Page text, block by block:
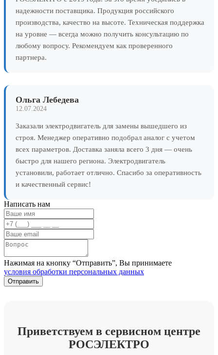
надежности поставщика. Продукция российского
производства, качество на высоте. Техническая поддержка
на уровне — всегда можно получить консультацию по
любому вопросу. Рекомендуем как проверенного
партнера.
Ольга Лебедева
12.07.2024
Заказали электродвигатель для замены вышедшего из
строя. Менеджер оперативно подобрал аналог с учетом
всех параметров. Доставка заняла всего 3 дня — очень
быстро для нашего региона. Электродвигатель
установили, работает отлично. Спасибо за оперативность
и качественный сервис!
Написать нам
Нажимая на кнопку “Отправить”, Вы принимаете
условия обработки персональных данных
Приветствуем в сервисном центре
РОСЭЛЕКТРО